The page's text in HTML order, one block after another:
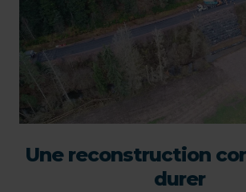
Une reconstruction
durer